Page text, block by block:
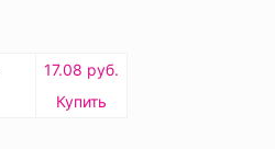
17.08 руб.
Купить